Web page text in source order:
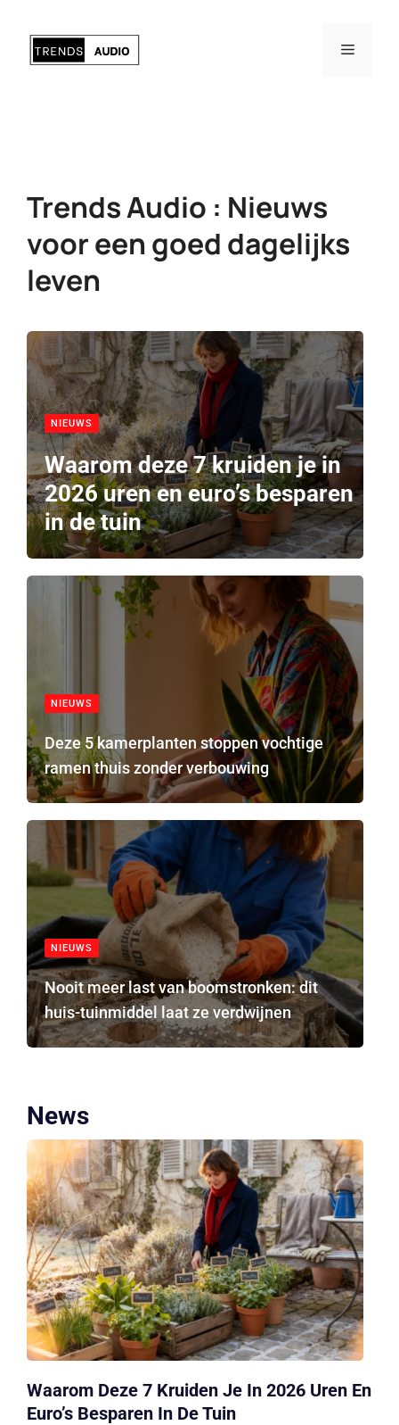
naar
Menu
Trends Audio : Nieuws
voor een goed dagelijks
leven
NIEUWS
Waarom deze 7 kruiden je in
2026 uren en euro’s besparen
in de tuin
NIEUWS
Deze 5 kamerplanten stoppen vochtige
ramen thuis zonder verbouwing
NIEUWS
Nooit meer last van boomstronken: dit
huis-tuinmiddel laat ze verdwijnen
News
Waarom Deze 7 Kruiden Je In 2026 Uren En
Euro’s Besparen In De Tuin